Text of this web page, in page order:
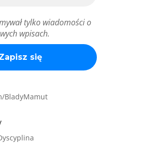
tylko wiadomości o
wpisach.
BladyMamut